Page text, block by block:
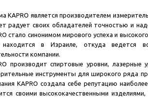
KAPRO является производителем
радует своих обладателей точностью и
стало синонимом мирового успеха и
в Израиле, откуда ведется
компании.
производит спиртовые уровни,
инструменты для широкого ряда
KAPRO создала себе репутацию
своими высококачественными